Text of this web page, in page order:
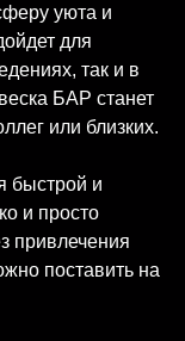
уюта и
для
так и в
БАР станет
или близких.
быстрой и
и просто
привлечения
поставить на